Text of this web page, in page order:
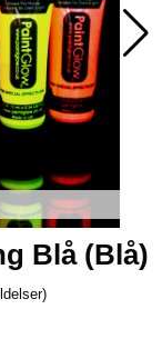
Blå (Blå)
4.67 Stjerne, Spring
Blå